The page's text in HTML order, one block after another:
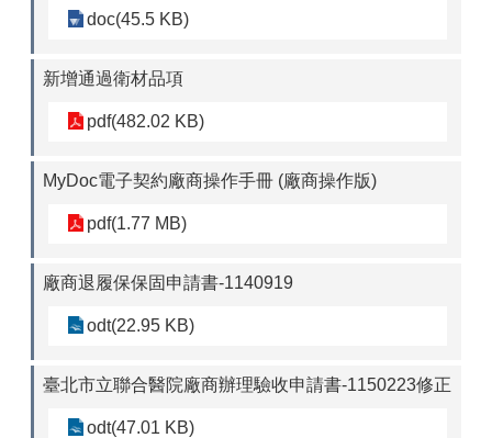
doc(45.5 KB)
新增通過衛材品項
pdf(482.02 KB)
MyDoc電子契約廠商操作手冊 (廠商操作版)
pdf(1.77 MB)
廠商退履保保固申請書-1140919
odt(22.95 KB)
臺北市立聯合醫院廠商辦理驗收申請書-1150223修正
odt(47.01 KB)